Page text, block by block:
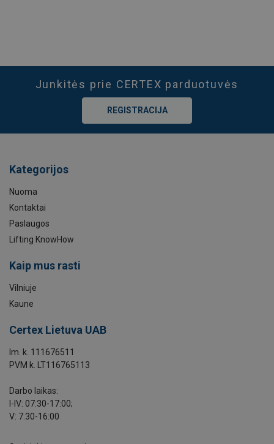
Junkitės prie CERTEX parduotuvės
REGISTRACIJA
Kategorijos
Nuoma
Kontaktai
Paslaugos
Lifting KnowHow
Kaip mus rasti
Vilniuje
Kaune
Certex Lietuva UAB
Im. k. 111676511
PVM k. LT116765113
Darbo laikas:
I-IV: 07:30-17:00;
V: 7.30-16:00